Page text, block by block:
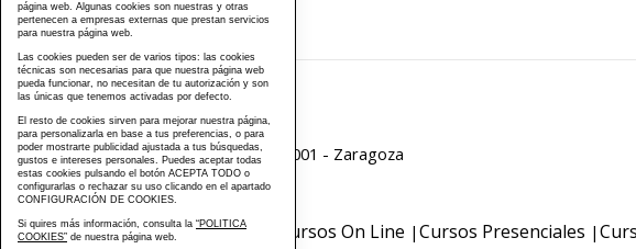
976 203 103
Calle Mayor, 40, CP 50001 - Zaragoza
cursos@famcp.org
Plan de Formación Cursos On Line | Cursos Presenciales |
página web. Algunas cookies son nuestras y otras
pertenecen a empresas externas que prestan servicios
para nuestra página web.
Las cookies pueden ser de varios tipos: las cookies
técnicas son necesarias para que nuestra página web
pueda funcionar, no necesitan de tu autorización y son
las únicas que tenemos activadas por defecto.
El resto de cookies sirven para mejorar nuestra página,
para personalizarla en base a tus preferencias, o para
poder mostrarte publicidad ajustada a tus búsquedas,
gustos e intereses personales. Puedes aceptar todas
estas cookies pulsando el botón ACEPTA TODO o
configurarlas o rechazar su uso clicando en el apartado
CONFIGURACIÓN DE COOKIES.
Si quires más información, consulta la “POLITICA
COOKIES” de nuestra página web.